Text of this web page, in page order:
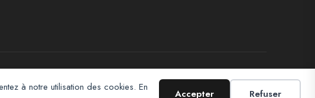
à notre utilisation des cookies. En
Accepter Refuser